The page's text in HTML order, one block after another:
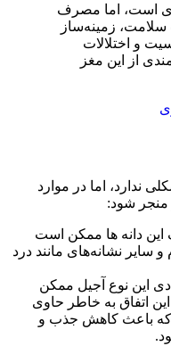
است، اما مصرف
سلامت، زمینه‌ساز
و اختلالات
از این مغز
اما در موارد
منجر شود:
این دانه ها ممکن است
سایر نشانه‌های مانند درد
این نوع آجیل ممکن
اتفاق به خاطر حاوی
باعث کاهش جذب و